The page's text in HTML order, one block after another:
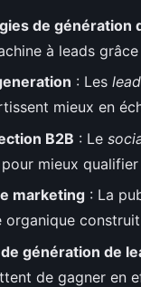
de génération
à leads
: Les
mieux en
B2B : Le
mieux
marketing : La
organique
génération de
de gagner en